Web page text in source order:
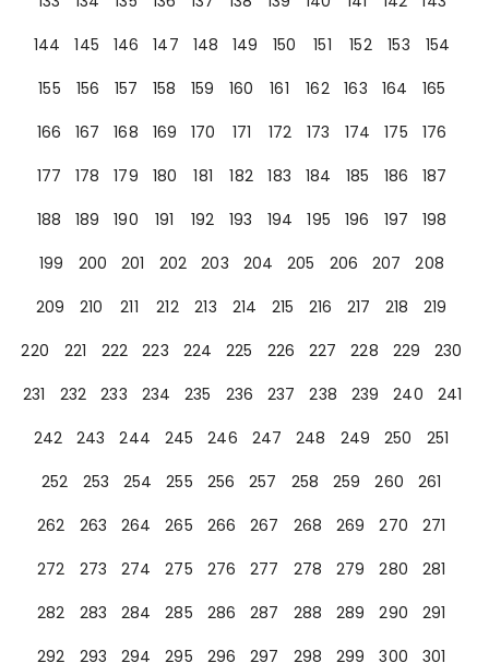
144
145 146 147 148 149 150 151 152 153
154
155
156 157 158 159 160 161 162 163 164
165
166
167 168 169 170 171 172 173 174 175
176
177
178 179 180 181 182 183 184 185 186
187
188
189 190 191 192 193 194 195 196 197
198
199
200 201 202 203 204 205 206 207
208
209
210 211 212 213 214 215 216 217 218
219
220
221 222 223 224 225 226 227 228 229
230
231
232 233 234 235 236 237 238 239 240
241
242
243 244 245 246 247 248 249 250
251
252
253 254 255 256 257 258 259 260
261
262
263 264 265 266 267 268 269 270
271
272
273 274 275 276 277 278 279 280
281
282
283 284 285 286 287 288 289 290
291
292
293 294 295 296 297 298 299 300 301